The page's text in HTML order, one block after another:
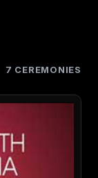
7 CEREMONIES